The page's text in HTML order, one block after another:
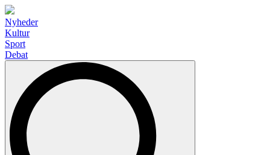
Nyheder
Kultur
Sport
Debat